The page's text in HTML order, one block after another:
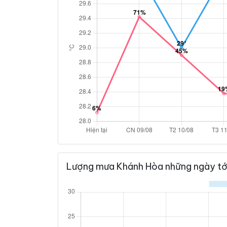
Lượng mưa Khánh Hòa những ngày